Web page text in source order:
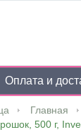
Оплата и
Главная
500 г,